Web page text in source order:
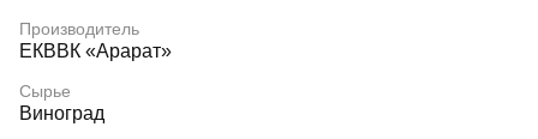
Производитель
ЕКВВК «Арарат»
Сырье
Виноград